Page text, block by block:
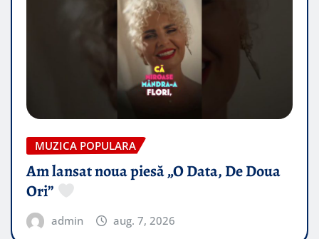
MUZICA POPULARA
Am lansat noua piesă „O Data, De Doua
Ori”
admin aug. 7, 2026